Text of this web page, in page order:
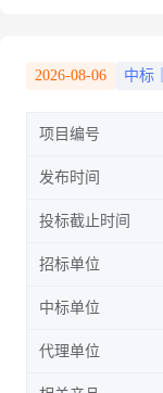
2026-08-06 中标
项目编号
发布时间
投标截止时间
招标单位
中标单位
代理单位